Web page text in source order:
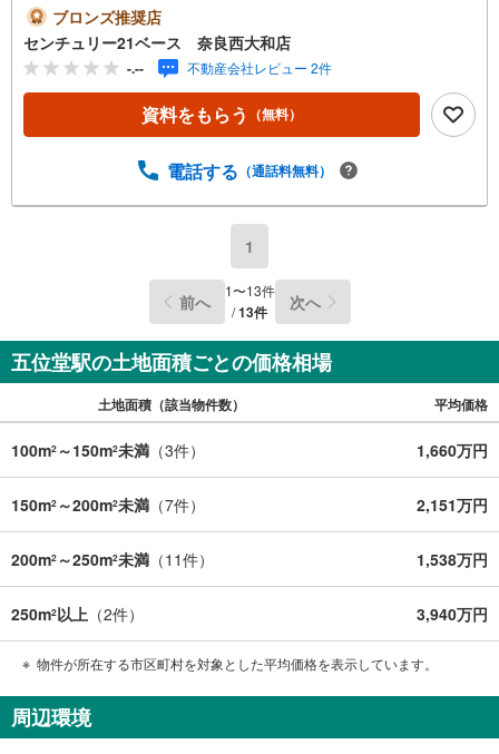
りのお時間でもご見学可！・今から見たい！というお声に
もご対応できます！◇住宅ローンもお任せください！◇・
提携銀行多数あり（地方銀行・都市銀行・信用金庫etc）・
優遇後適用金利 0.875％～（審査内容により異なります）--
- ◇◇ Yahoo！不動産キャンペーン対象店舗 ◇◇ ----当店で
物件を成約いただくとPayPayボーナスライトがもらえる
ます。「資料をもらう」「見学予約をする」からエントリ
問い合わせください。-----------------------------
ブロンズ推奨店
センチュリー21ベース 奈良西大和店
-.-- 不動産会社レビュー 2件
資料をもらう （無料）
電話する （通話料無料）
1
前へ 1〜13件
/13件 次へ
五位堂駅の土地面積ごとの価格相場
土地面積（該当物件数） 平均価格
100m2 ～150m2未満 （3件） 1,660万円
150m2 ～200m2未満 （7件） 2,151万円
200m2 ～250m2未満 （11件） 1,538万円
250m2以上 （2件） 3,940万円
物件が所在する市区町村を対象とした平均価格を表示しています。
周辺環境